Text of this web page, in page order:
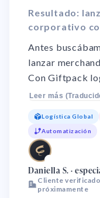
Resultado:
corporativo
Antes
lanzar
Con Giftpack
más ordenada,
receptivo. El
operativo,
implementación
Leer más
Logística Global
Automatización
🌏
Daniella S. ·
Cliente
próximamente